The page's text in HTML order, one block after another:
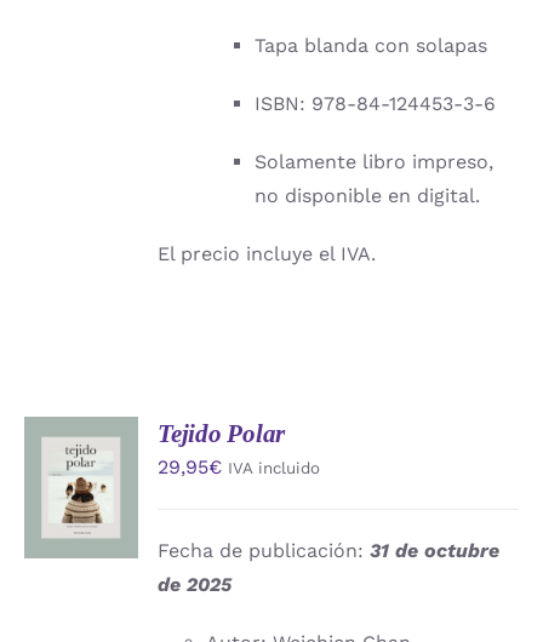
Tapa blanda con solapas
ISBN: 978-84-124453-3-6
Solamente libro impreso,
no disponible en digital.
El precio incluye el IVA.
AÑADIR
AL
CARRITO
/
DETALLES
Tejido Polar
29,95€ IVA incluido
Fecha de publicación:31 de octubre
de 2025